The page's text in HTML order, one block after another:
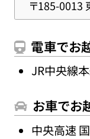
〒185-0013
電車でお
JR中央線
お車でお
中央高速